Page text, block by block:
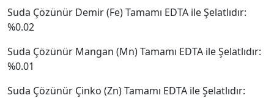
Suda Çözünür Demir (Fe) Tamamı EDTA ile Şelatlıdır:
%0.02
Suda Çözünür Mangan (Mn) Tamamı EDTA ile Şelatlıdır:
%0.01
Suda Çözünür Çinko (Zn) Tamamı EDTA ile Şelatlıdır: